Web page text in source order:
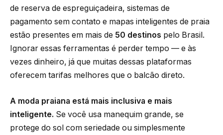
de reserva de espreguiçadeira, sistemas de
pagamento sem contato e mapas inteligentes de praia
estão presentes em mais de 50 destinos pelo Brasil.
Ignorar essas ferramentas é perder tempo — e às
vezes dinheiro, já que muitas dessas plataformas
oferecem tarifas melhores que o balcão direto.
A moda praiana está mais inclusiva e mais
inteligente. Se você usa manequim grande, se
protege do sol com seriedade ou simplesmente